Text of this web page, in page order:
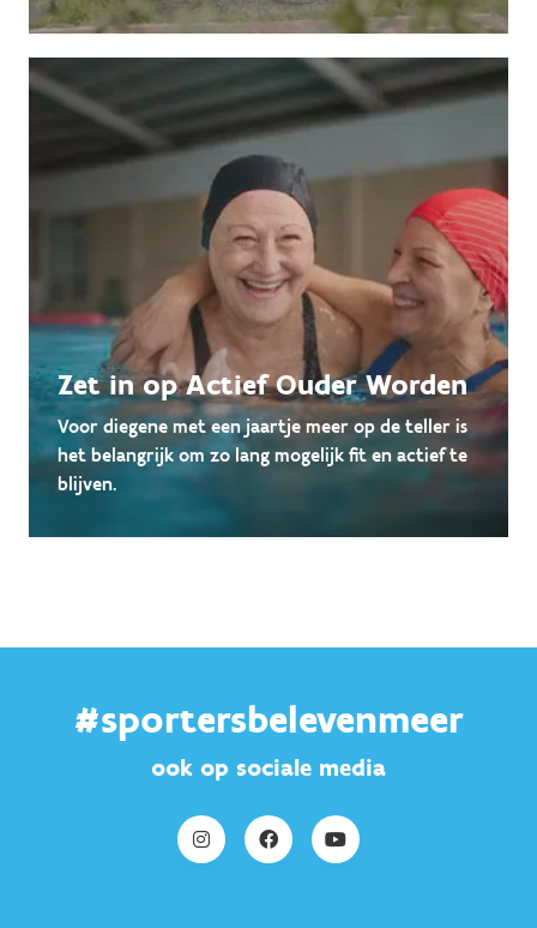
Zet in op Actief Ouder Worden
Voor diegene met een jaartje meer op de teller is
het belangrijk om zo lang mogelijk fit en actief te
blijven.
#sportersbelevenmeer
ook op sociale media